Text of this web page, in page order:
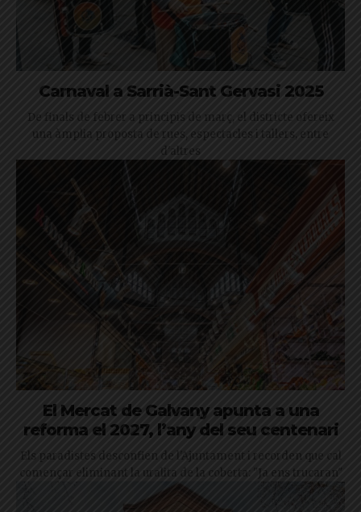
Carnaval a Sarrià-Sant Gervasi 2025
De finals de febrer a principis de març, el districte ofereix
una àmplia proposta de rues, espectacles i tallers, entre
d'altres
El Mercat de Galvany apunta a una
reforma el 2027, l’any del seu centenari
Els paradistes desconfien de l'Ajuntament i recorden que cal
començar eliminant la uralita de la coberta: "Ja ens trucaran"